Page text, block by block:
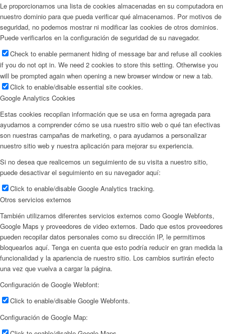
Le proporcionamos una lista de cookies almacenadas en su computadora en
nuestro dominio para que pueda verificar qué almacenamos. Por motivos de
seguridad, no podemos mostrar ni modificar las cookies de otros dominios.
Puede verificarlos en la configuración de seguridad de su navegador.
Check to enable permanent hiding of message bar and refuse all cookies
if you do not opt in. We need 2 cookies to store this setting. Otherwise you
will be prompted again when opening a new browser window or new a tab.
Click to enable/disable essential site cookies.
Google Analytics Cookies
Estas cookies recopilan información que se usa en forma agregada para
ayudarnos a comprender cómo se usa nuestro sitio web o qué tan efectivas
son nuestras campañas de marketing, o para ayudarnos a personalizar
nuestro sitio web y nuestra aplicación para mejorar su experiencia.
Si no desea que realicemos un seguimiento de su visita a nuestro sitio,
puede desactivar el seguimiento en su navegador aquí:
Click to enable/disable Google Analytics tracking.
Otros servicios externos
También utilizamos diferentes servicios externos como Google Webfonts,
Google Maps y proveedores de video externos. Dado que estos proveedores
pueden recopilar datos personales como su dirección IP, le permitimos
bloquearlos aquí. Tenga en cuenta que esto podría reducir en gran medida la
funcionalidad y la apariencia de nuestro sitio. Los cambios surtirán efecto
una vez que vuelva a cargar la página.
Configuración de Google Webfont:
Click to enable/disable Google Webfonts.
Configuración de Google Map: